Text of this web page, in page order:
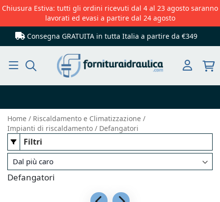
Chiusura Estiva: tutti gli ordini ricevuti dal 4 al 23 agosto saranno
lavorati ed evasi a partire dal 24 agosto
Consegna GRATUITA in tutta Italia a partire da €349
Home
Riscaldamento e Climatizzazione
Impianti di riscaldamento
Defangatori
Defangatori
Filtri